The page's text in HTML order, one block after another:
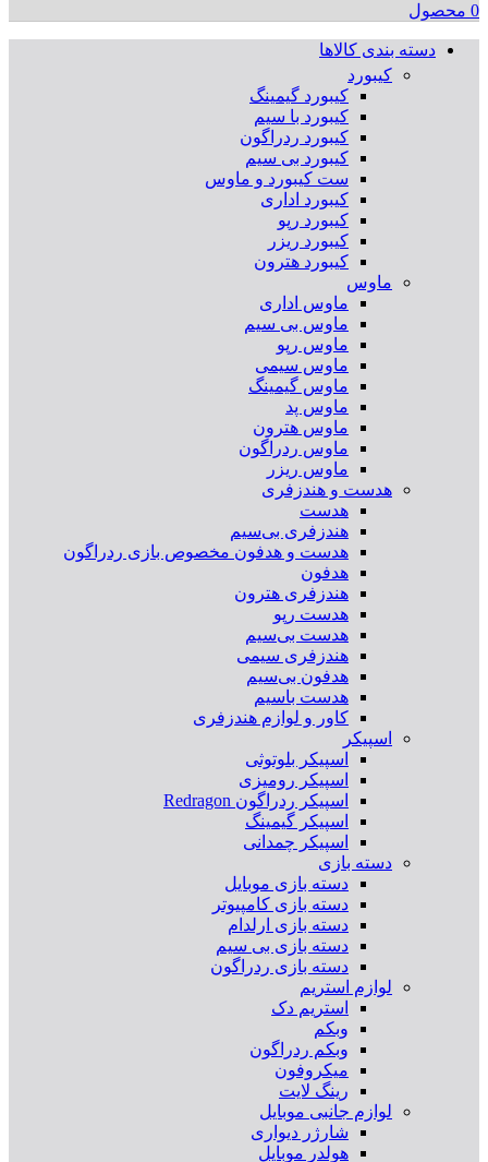
0 محصول
دسته بندی کالاها
کیبورد
کیبورد گیمینگ
کیبورد با سیم
کیبورد ردراگون
کیبورد بی سیم
ست کیبورد و ماوس
کیبورد اداری
کیبورد رپو
کیبورد ریزر
کیبورد هترون
ماوس
ماوس اداری
ماوس بی سیم
ماوس رپو
ماوس سیمی
ماوس گیمینگ
ماوس پد
ماوس هترون
ماوس ردراگون
ماوس ریزر
هدست و هندزفری
هدست
هندزفری بی‌سیم
هدست و هدفون مخصوص بازی ردراگون
هدفون
هندزفری هترون
هدست رپو
هدست بی‌سیم
هندزفری سیمی
هدفون بی‌سیم
هدست باسیم
کاور و لوازم هندزفری
اسپیکر
اسپیکر بلوتوثی
اسپیکر رومیزی
اسپیکر ردراگون Redragon
اسپیکر گیمینگ
اسپیکر چمدانی
دسته بازی
دسته بازی موبایل
دسته بازی کامپیوتر
دسته بازی ارلدام
دسته بازی بی سیم
دسته بازی ردراگون
لوازم استریم
استریم دک
وبکم
وبکم ردراگون
میکروفون
رینگ لایت
لوازم جانبی موبایل
شارژر دیواری
هولدر موبایل